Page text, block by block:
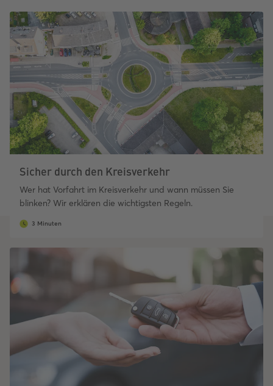
Sicher durch den Kreisverkehr
Wer hat Vorfahrt im Kreisverkehr und wann müssen Sie
blinken? Wir erklären die wichtigsten Regeln.
3 Minuten